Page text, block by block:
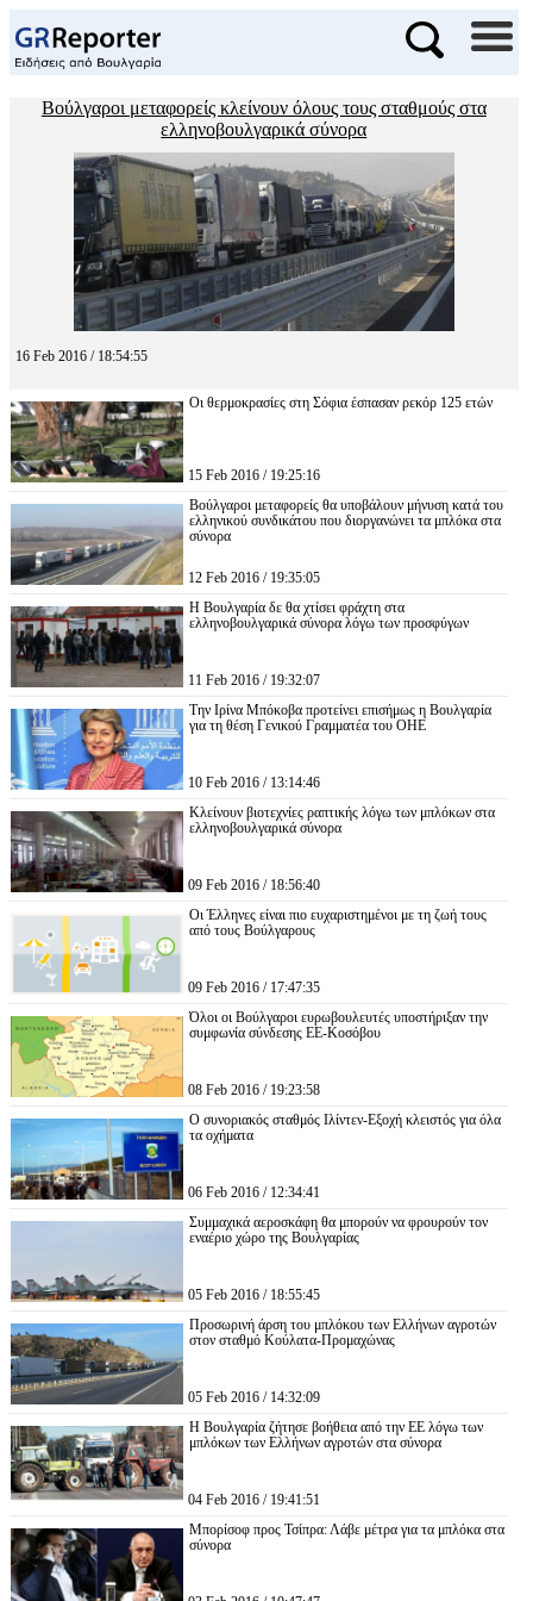
Βούλγαροι μεταφορείς κλείνουν όλους τους σταθμούς στα
ελληνοβουλγαρικά σύνορα
16 Feb 2016 / 18:54:55
Οι θερμοκρασίες στη Σόφια έσπασαν ρεκόρ 125 ετών
15 Feb 2016 / 19:25:16
Βούλγαροι μεταφορείς θα υποβάλουν μήνυση κατά του
ελληνικού συνδικάτου που διοργανώνει τα μπλόκα στα
σύνορα
12 Feb 2016 / 19:35:05
Η Βουλγαρία δε θα χτίσει φράχτη στα
ελληνοβουλγαρικά σύνορα λόγω των προσφύγων
11 Feb 2016 / 19:32:07
Την Ιρίνα Μπόκοβα προτείνει επισήμως η Βουλγαρία
για τη θέση Γενικού Γραμματέα του ΟΗΕ
10 Feb 2016 / 13:14:46
Κλείνουν βιοτεχνίες ραπτικής λόγω των μπλόκων στα
ελληνοβουλγαρικά σύνορα
09 Feb 2016 / 18:56:40
Οι Έλληνες είναι πιο ευχαριστημένοι με τη ζωή τους
από τους Βούλγαρους
09 Feb 2016 / 17:47:35
Όλοι οι Βούλγαροι ευρωβουλευτές υποστήριξαν την
συμφωνία σύνδεσης ΕΕ-Κοσόβου
08 Feb 2016 / 19:23:58
Ο συνοριακός σταθμός Ιλίντεν-Εξοχή κλειστός για όλα
τα οχήματα
06 Feb 2016 / 12:34:41
Συμμαχικά αεροσκάφη θα μπορούν να φρουρούν τον
εναέριο χώρο της Βουλγαρίας
05 Feb 2016 / 18:55:45
Προσωρινή άρση του μπλόκου των Ελλήνων αγροτών
στον σταθμό Κούλατα-Προμαχώνας
05 Feb 2016 / 14:32:09
Η Βουλγαρία ζήτησε βοήθεια από την ΕΕ λόγω των
μπλόκων των Ελλήνων αγροτών στα σύνορα
04 Feb 2016 / 19:41:51
Μπορίσοφ προς Τσίπρα: Λάβε μέτρα για τα μπλόκα στα
σύνορα